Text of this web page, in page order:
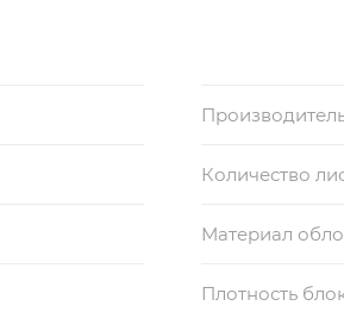
Количество
Материал
Плотность